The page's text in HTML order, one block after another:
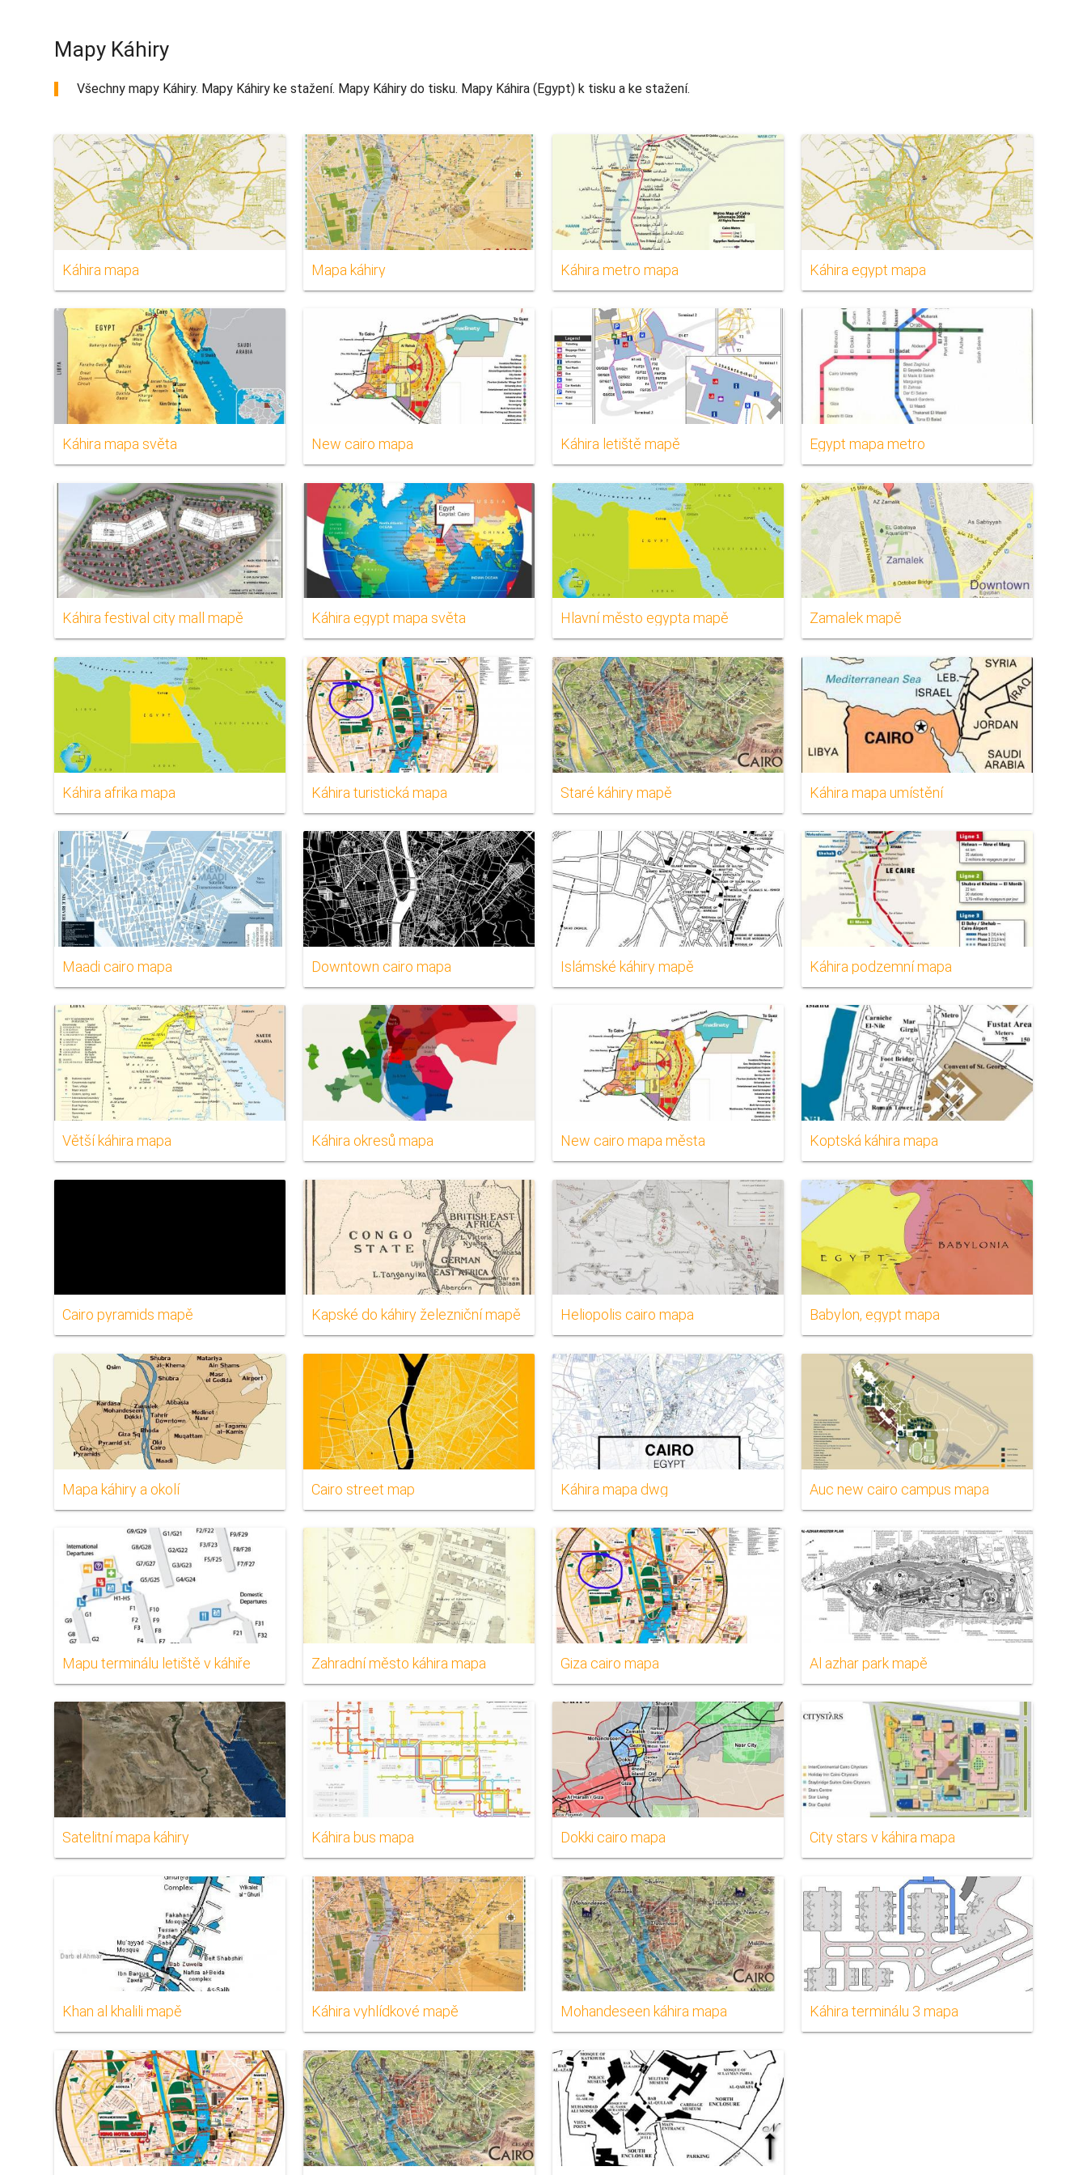
Mapy Káhiry
Všechny mapy Káhiry. Mapy Káhiry ke stažení. Mapy Káhiry do tisku. Mapy Káhira (Egypt) k tisku a ke stažení.
Káhira mapa Mapa káhiry Káhira metro mapa Káhira egypt mapa
Káhira mapa světa New cairo mapa Káhira letiště mapě Egypt mapa metro
Káhira festival city mall mapě Káhira egypt mapa světa Hlavní město egypta mapě Zamalek mapě
Káhira afrika mapa Káhira turistická mapa Staré káhiry mapě Káhira mapa umístění
Maadi cairo mapa Downtown cairo mapa Islámské káhiry mapě Káhira podzemní mapa
Větší káhira mapa Káhira okresů mapa New cairo mapa města Koptská káhira mapa
Cairo pyramids mapě Kapské do káhiry železniční mapě Heliopolis cairo mapa Babylon, egypt mapa
Mapa káhiry a okolí Cairo street map Káhira mapa dwg Auc new cairo campus mapa
Mapu terminálu letiště v káhiře Zahradní město káhira mapa Giza cairo mapa Al azhar park mapě
Satelitní mapa káhiry Káhira bus mapa Dokki cairo mapa City stars v káhira mapa
Khan al khalili mapě Káhira vyhlídkové mapě Mohandeseen káhira mapa Káhira terminálu 3 mapa